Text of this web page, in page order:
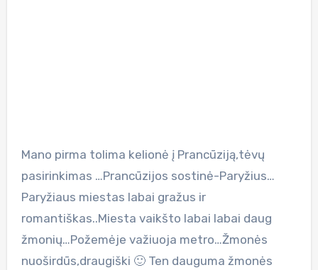
Mano pirma tolima kelionė į Prancūziją,tėvų
pasirinkimas …Prancūzijos sostinė-Paryžius…
Paryžiaus miestas labai gražus ir
romantiškas..Miesta vaikšto labai labai daug
žmonių…Požemėje važiuoja metro…Žmonės
nuoširdūs,draugiški 🙂 Ten dauguma žmonės